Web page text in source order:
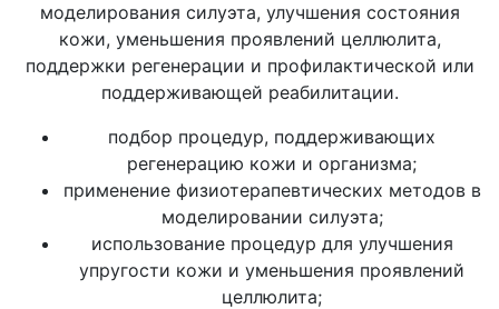
моделирования силуэта, улучшения состояния
кожи, уменьшения проявлений целлюлита,
поддержки регенерации и профилактической или
поддерживающей реабилитации.
подбор процедур, поддерживающих
регенерацию кожи и организма;
применение физиотерапевтических методов в
моделировании силуэта;
использование процедур для улучшения
упругости кожи и уменьшения проявлений
целлюлита;